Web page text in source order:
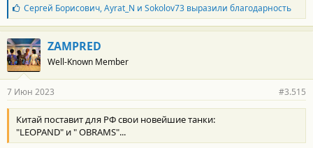
Б
л
а
г
о
д
а
н
о
с
т
и
Сергей Борисович,Ayrat_N и Sokolov73выразили благодарность
ZAMPRED
Well-Known Member
7 Июн 2023 #3.515
Китай поставит для РФ свои новейшие танки:
"LEOPAND" и " OBRAMS"...